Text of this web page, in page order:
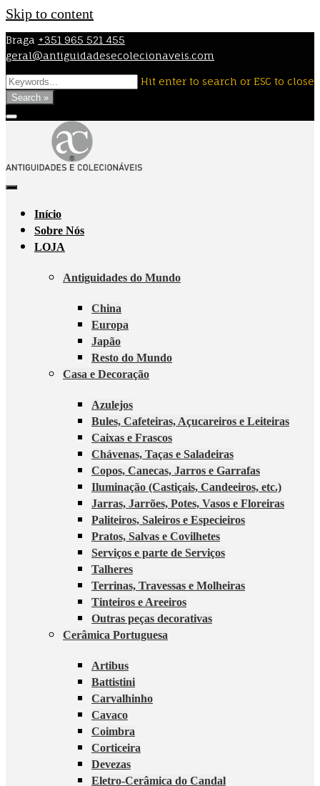
Skip to content
Braga +351 965 521 455
geral@antiguidadesecolecionaveis.com
Hit enter to search or ESC to close
Search »
Início
Sobre Nós
LOJA
Antiguidades do Mundo
China
Europa
Japão
Resto do Mundo
Casa e Decoração
Azulejos
Bules, Cafeteiras, Açucareiros e Leiteiras
Caixas e Frascos
Chávenas, Taças e Saladeiras
Copos, Canecas, Jarros e Garrafas
Iluminação (Castiçais, Candeeiros, etc.)
Jarras, Jarrões, Potes, Vasos e Floreiras
Paliteiros, Saleiros e Especieiros
Pratos, Salvas e Covilhetes
Serviços e parte de Serviços
Talheres
Terrinas, Travessas e Molheiras
Tinteiros e Areeiros
Outras peças decorativas
Cerâmica Portuguesa
Artibus
Battistini
Carvalhinho
Cavaco
Coimbra
Corticeira
Devezas
Eletro-Cerâmica do Candal